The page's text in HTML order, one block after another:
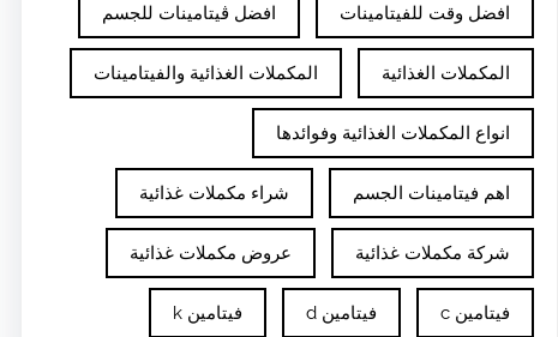
افضل وقت للفيتامينات افضل ڤيتامينات للجسم
المكملات الغذائية المكملات الغذائية والفيتامينات
انواع المكملات الغذائية وفوائدها
اهم فيتامينات الجسم شراء مكملات غذائية
شركة مكملات غذائية عروض مكملات غذائية
فيتامين c فيتامين d فيتامين k